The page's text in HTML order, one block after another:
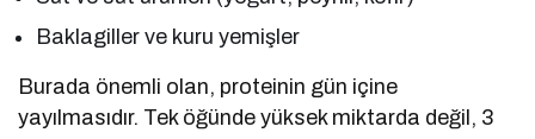
Baklagiller ve kuru yemişler
Burada önemli olan, proteinin gün içine
yayılmasıdır. Tek öğünde yüksek miktarda değil, 3